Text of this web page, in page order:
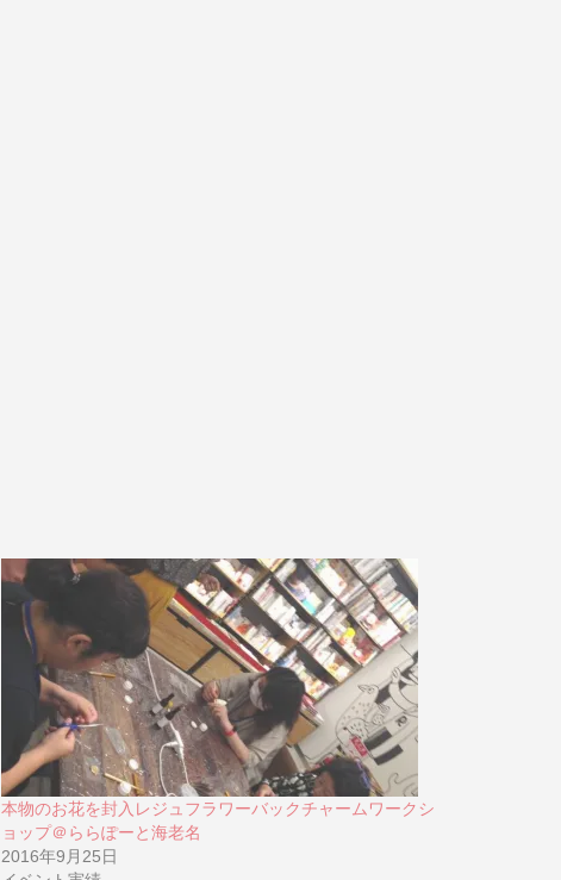
本物のお花を封入レジュフラワーバックチャームワークシ
ョップ＠ららぽーと海老名
2016年9月25日